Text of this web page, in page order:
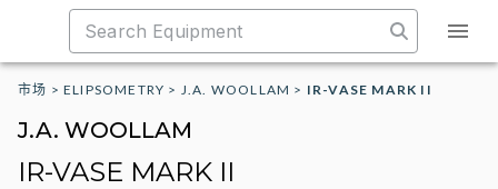
市场 >ELIPSOMETRY > J.A. WOOLLAM > IR-VASE MARK II
J.A. WOOLLAM
IR-VASE MARK II